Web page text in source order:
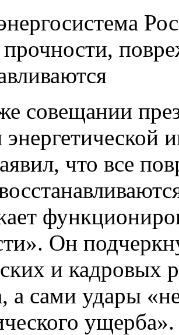
прочности,
совещании
энергетической
что все
Он
и кадровых
а сами удары
ущерба».